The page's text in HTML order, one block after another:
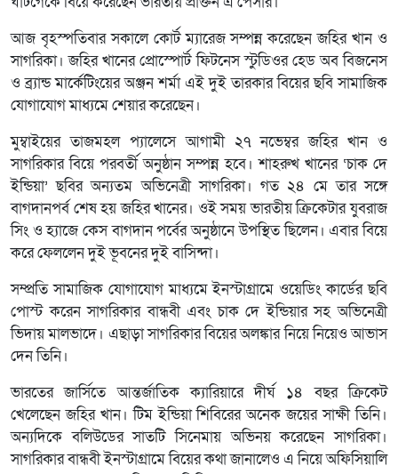
আজ বৃহস্পতিবার সকালে কোর্ট ম্যারেজ সম্পন্ন করেছেন জহির খান ও
সাগরিকা। জহির খানের প্রোস্পোর্ট ফিটনেস স্টুডিওর হেড অব বিজনেস
ও ব্র্যান্ড মার্কেটিংয়ের অঞ্জন শর্মা এই দুই তারকার বিয়ের ছবি সামাজিক
যোগাযোগ মাধ্যমে শেয়ার করেছেন।
মুম্বাইয়ের তাজমহল প্যালেসে আগামী ২৭ নভেম্বর জহির খান ও
সাগরিকার বিয়ে পরবর্তী অনুষ্ঠান সম্পন্ন হবে। শাহরুখ খানের ‘চাক দে
ইন্ডিয়া’ ছবির অন্যতম অভিনেত্রী সাগরিকা। গত ২৪ মে তার সঙ্গে
বাগদানপর্ব শেষ হয় জহির খানের। ওই সময় ভারতীয় ক্রিকেটার যুবরাজ
সিং ও হ্যাজে কেস বাগদান পর্বের অনুষ্ঠানে উপস্থিত ছিলেন। এবার বিয়ে
করে ফেললেন দুই ভূবনের দুই বাসিন্দা।
সম্প্রতি সামাজিক যোগাযোগ মাধ্যমে ইনস্টাগ্রামে ওয়েডিং কার্ডের ছবি
পোস্ট করেন সাগরিকার বান্ধবী এবং চাক দে ইন্ডিয়ার সহ অভিনেত্রী
ভিদায় মালভাদে। এছাড়া সাগরিকার বিয়ের অলঙ্কার নিয়ে নিয়েও আভাস
দেন তিনি।
ভারতের জার্সিতে আন্তর্জাতিক ক্যারিয়ারে দীর্ঘ ১৪ বছর ক্রিকেট
খেলেছেন জহির খান। টিম ইন্ডিয়া শিবিরের অনেক জয়ের সাক্ষী তিনি।
অন্যদিকে বলিউডের সাতটি সিনেমায় অভিনয় করেছেন সাগরিকা।
সাগরিকার বান্ধবী ইনস্টাগ্রামে বিয়ের কথা জানালেও এ নিয়ে অফিসিয়ালি